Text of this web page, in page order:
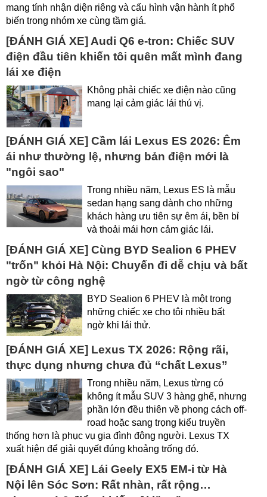
mang tính nhận diện riêng và cấu hình vận hành ít phổ
biến trong nhóm xe cùng tầm giá.
[ĐÁNH GIÁ XE] Audi Q6 e-tron: Chiếc SUV
điện đầu tiên khiến tôi quên mất mình đang
lái xe điện
Không phải chiếc xe điện nào cũng
mang lại cảm giác lái thú vị.
[ĐÁNH GIÁ XE] Cầm lái Lexus ES 2026: Êm
ái như thường lệ, nhưng bản điện mới là
"ngôi sao"
Trong nhiều năm, Lexus ES là mẫu
sedan hạng sang dành cho những
khách hàng ưu tiên sự êm ái, bền bỉ
và thoải mái hơn cảm giác lái.
[ĐÁNH GIÁ XE] Cùng BYD Sealion 6 PHEV
"trốn" khỏi Hà Nội: Chuyến đi dễ chịu và bất
ngờ từ công nghệ
BYD Sealion 6 PHEV là một trong
những chiếc xe cho tôi nhiều bất
ngờ khi lái thử.
[ĐÁNH GIÁ XE] Lexus TX 2026: Rộng rãi,
thực dụng nhưng chưa đủ “chất Lexus”
Trong nhiều năm, Lexus từng có
không ít mẫu SUV 3 hàng ghế, nhưng
phần lớn đều thiên về phong cách off-
road hoặc sang trọng kiểu truyền
thống hơn là phục vụ gia đình đông người. Lexus TX
xuất hiện để giải quyết đúng khoảng trống đó.
[ĐÁNH GIÁ XE] Lái Geely EX5 EM-i từ Hà
Nội lên Sóc Sơn: Rất nhàn, rất rộng…